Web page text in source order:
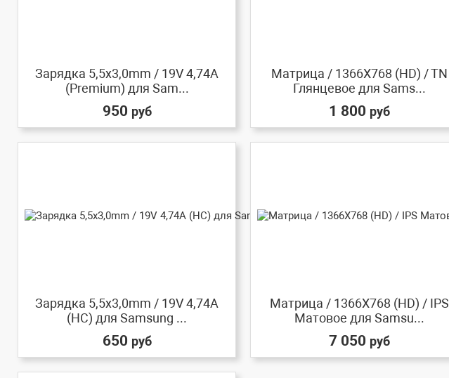
Зарядка 5,5x3,0mm / 19V 4,74A
(Premium) для Sam...
950 руб
Матрица / 1366X768 (HD) / TN
Глянцевое для Sams...
1 800 руб
Зарядка 5,5x3,0mm / 19V 4,74A
(HC) для Samsung ...
650 руб
Матрица / 1366X768 (HD) / IPS
Матовое для Samsu...
7 050 руб